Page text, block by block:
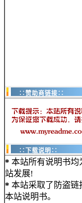
∷赞助商链接∷
∷下载说明∷
* 本站所有说明书均
站发展!
* 本站采取了防盗链
本站说明书。